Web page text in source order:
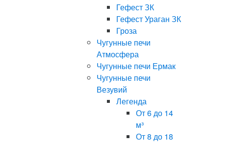
Гефест ЗК
Гефест Ураган ЗК
Гроза
Чугунные печи
Атмосфера
Чугунные печи Ермак
Чугунные печи
Везувий
Легенда
От 6 до 14
м³
От 8 до 18